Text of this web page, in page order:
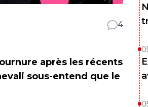
4
après les récents
sous-entend que le